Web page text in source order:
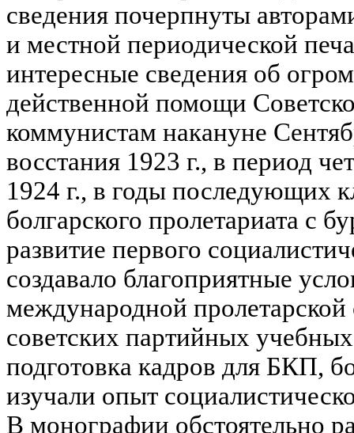
сведения почерпнуты
и местной периодической
интересные сведения об
действенной помощи
коммунистам накануне
восстания 1923 г., в период
1924 г., в годы последующих
болгарского пролетариата с
развитие первого
создавало благоприятные
международной
советских партийных
подготовка кадров для БКП,
изучали опыт
В монографии обстоятельно